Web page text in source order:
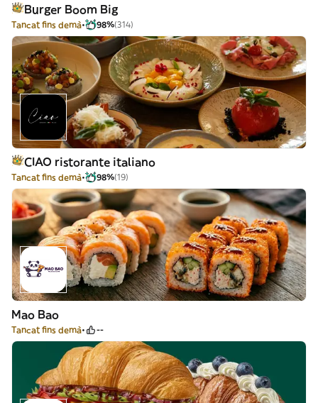
Burger Boom Big
Tancat fins demà 98%(314)
CIAO ristorante italiano
Tancat fins demà 98%(19)
Mao Bao
Tancat fins demà --